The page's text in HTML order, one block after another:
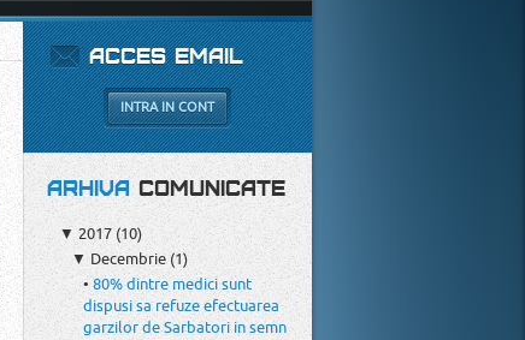
ACCESEMAIL
INTRA IN CONT
ARHIVA COMUNICATE
▼ 2017 (10)
▼ Decembrie (1)
• 80% dintre medici sunt
dispusi sa refuze efectuarea
garzilor de Sarbatori in semn